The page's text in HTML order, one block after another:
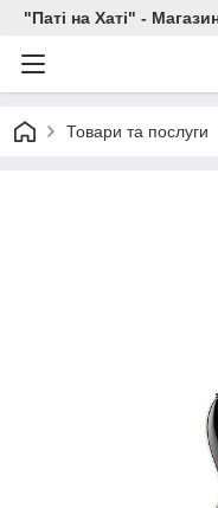
"Паті на Хаті" -
Товари та послуги